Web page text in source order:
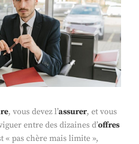
, vous devez l’assurer, et vous
entre des dizaines d’offres
« pas chère mais limite »,